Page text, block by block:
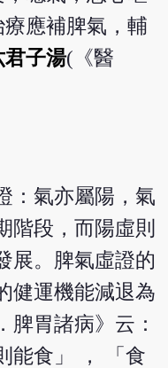
應補脾氣，輔
君子湯(《醫
：氣亦屬陽，氣
階段，而陽虛則
展。脾氣虛證的
健運機能減退為
脾胃諸病》云：
能食」 ， 「食